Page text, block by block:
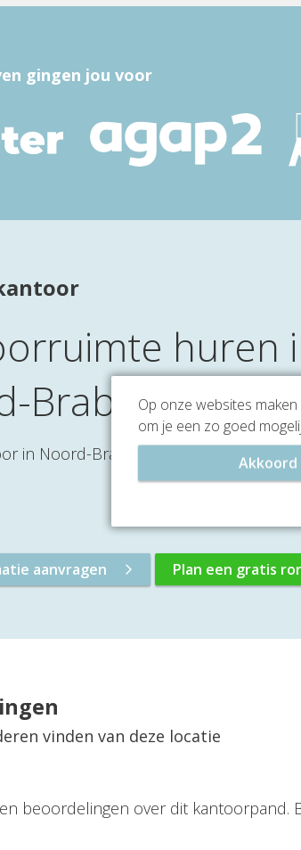
gingen jou voor
huren
Brabantlaan
in Noord-Brabantlaan 303-307,
aanvragen Plan een gratis
vinden van deze locatie
beoordelingen over dit kantoorpand.
Op onze websites
om je een zo goed
Akkoord